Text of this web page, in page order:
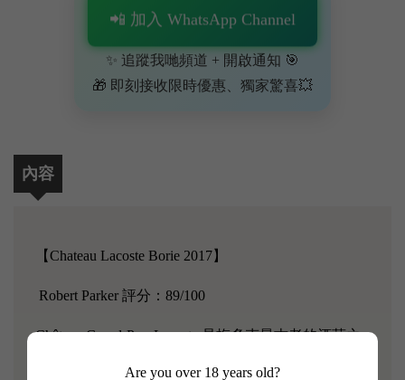
Are you over 18 years old?
📲 加入 WhatsApp Channel
✨ 追蹤我哋頻道 + 開啟通知 🎯
🎁 即刻接收限時優惠、獨家驚喜💥
內容
【Chateau Lacoste Borie 2017】
Robert Parker 評分：89/100
Château Grand-Puy-Lacoste 是梅多克最古老的酒莊之